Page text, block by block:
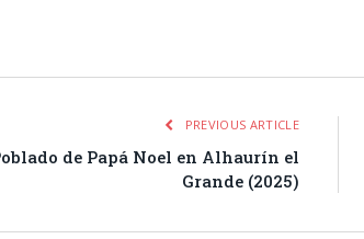
PREVIOUS ARTICLE
de Papá Noel en Alhaurín el
Grande (2025)